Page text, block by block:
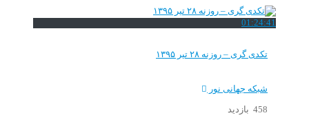
01:24:41
تکدی گری – روزنه ۲۸ تیر ۱۳۹۵
شبکه جهانی نور
458 بازدید